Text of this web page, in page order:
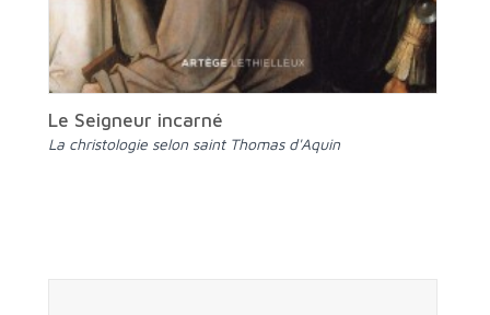
Le Seigneur incarné
La christologie selon saint Thomas d'Aquin